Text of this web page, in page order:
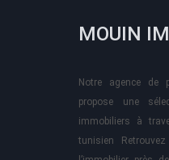
MOUIN
Notre agence de
propose une
immobiliers à
tunisien